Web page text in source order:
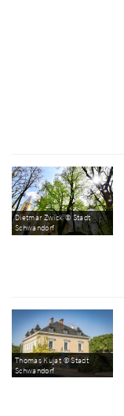
Dietmar Zwick © Stadt
Schwandorf
Thomas Kujat © Stadt
Schwandorf